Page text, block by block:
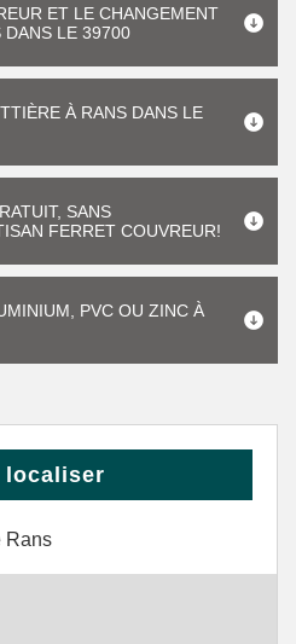
ET LE CHANGEMENT
DANS LE 39700
À RANS DANS LE
SANS
FERRET COUVREUR!
PVC OU ZINC À
localiser
Rans